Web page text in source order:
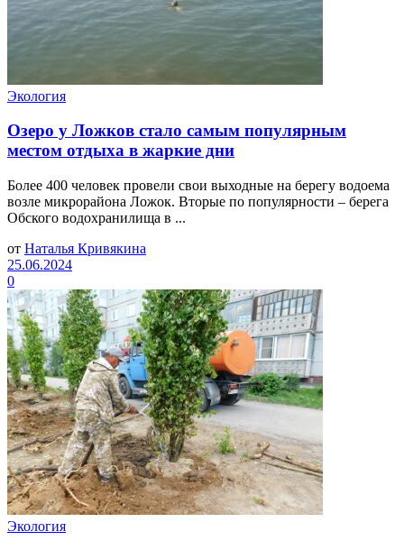
Экология
Озеро у Ложков стало самым популярным
местом отдыха в жаркие дни
Более 400 человек провели свои выходные на берегу водоема
возле микрорайона Ложок. Вторые по популярности – берега
Обского водохранилища в ...
от Наталья Кривякина
25.06.2024
0
Экология